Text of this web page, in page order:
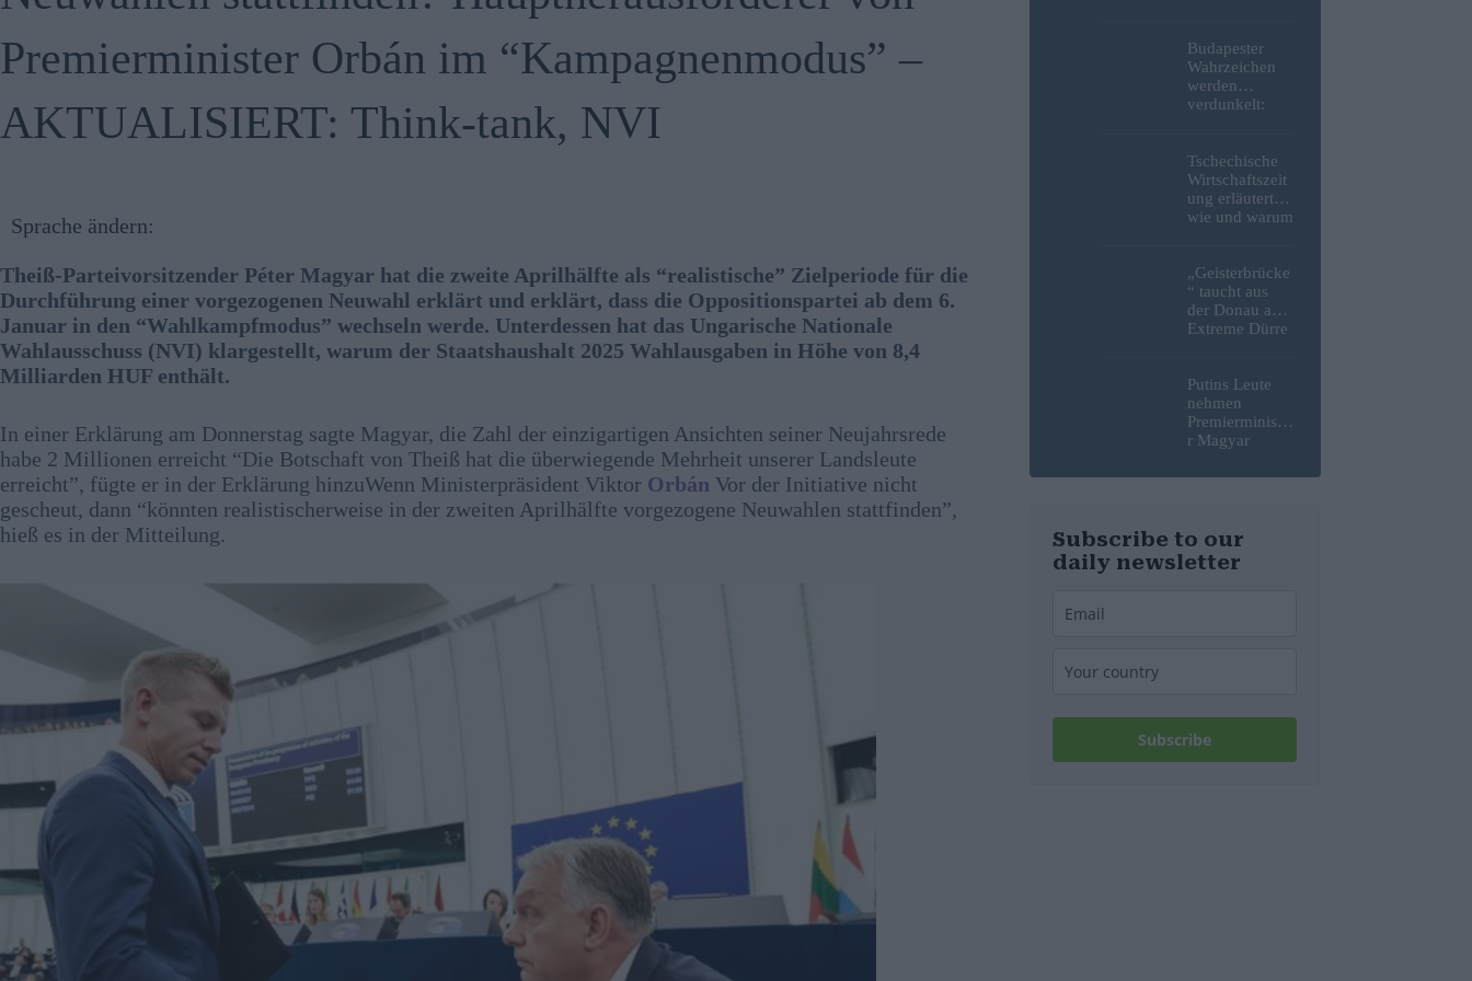
Premierminister Orbán im “Kampagnenmodus” –
AKTUALISIERT: Think-tank, NVI
Sprache ändern:
Theiß-Parteivorsitzender Péter Magyar hat die zweite Aprilhälfte als “realistische” Zielperiode für die
Durchführung einer vorgezogenen Neuwahl erklärt und erklärt, dass die Oppositionspartei ab dem 6.
Januar in den “Wahlkampfmodus” wechseln werde. Unterdessen hat das Ungarische Nationale
Wahlausschuss (NVI) klargestellt, warum der Staatshaushalt 2025 Wahlausgaben in Höhe von 8,4
Milliarden HUF enthält.
In einer Erklärung am Donnerstag sagte Magyar, die Zahl der einzigartigen Ansichten seiner Neujahrsrede
habe 2 Millionen erreicht “Die Botschaft von Theiß hat die überwiegende Mehrheit unserer Landsleute
erreicht”, fügte er in der Erklärung hinzuWenn Ministerpräsident Viktor Orbán Vor der Initiative nicht
gescheut, dann “könnten realistischerweise in der zweiten Aprilhälfte vorgezogene Neuwahlen stattfinden”,
hieß es in der Mitteilung.
Budapester
Wahrzeichen
werden
verdunkelt:
der Budaer
Burg und der
Zitadelle wird
abgeschaltet
Tschechische
Wirtschaftszeit
ung erläutert,
wie und warum
zurückziehen
wird
„Geisterbrücke
“ taucht aus
der Donau auf:
Extreme Dürre
Relikt aus dem
Zweiten
Weltkrieg in
Budapest frei
Putins Leute
nehmen
Premierministe
r Magyar
Visier und
Energiekrise
und das Paks-
Projekt
Subscribe to our
daily newsletter
Subscribe